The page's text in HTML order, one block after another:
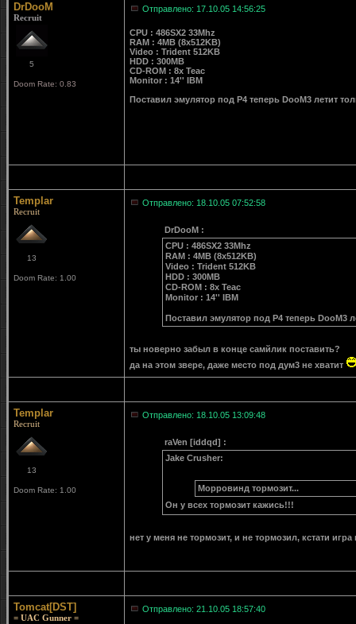
DrDooM
Recruit
5
Doom Rate: 0.83
Отправлено: 17.10.05 14:56:25
CPU : 486SX2 33Mhz
RAM : 4MB (8x512KB)
Video : Trident 512KB
HDD : 300MB
CD-ROM : 8x Teac
Monitor : 14'' IBM
Поставил эмулятор под P4 теперь DooM3 летит
Templar
Recruit
13
Doom Rate: 1.00
Отправлено: 18.10.05 07:52:58
DrDooM :
CPU : 486SX2 33Mhz
RAM : 4MB (8x512KB)
Video : Trident 512KB
HDD : 300MB
CD-ROM : 8x Teac
Monitor : 14'' IBM
Поставил эмулятор под P4 теперь DooM3
ты новерно забыл в конце самйлик поставить?
да на этом звере, даже место под дум3 не хватит
Templar
Recruit
13
Doom Rate: 1.00
Отправлено: 18.10.05 13:09:48
raVen [iddqd] :
Jake Crusher:
Морровинд тормозит...
Он у всех тормозит кажись!!!
нет у меня не тормозит, и не тормозил, кстати
Tomcat[DST]
= UAC Gunner =
Отправлено: 21.10.05 18:57:40